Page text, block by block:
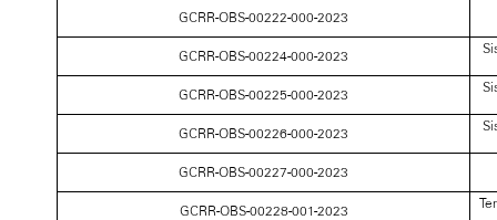
GCRR-OBS-00222-000-2023
GCRR-OBS-00224-000-2023
GCRR-OBS-00225-000-2023
GCRR-OBS-00226-000-2023
GCRR-OBS-00227-000-2023
GCRR-OBS-00228-001-2023